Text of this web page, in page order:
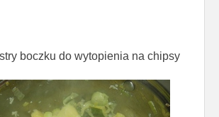
boczku do wytopienia na chipsy